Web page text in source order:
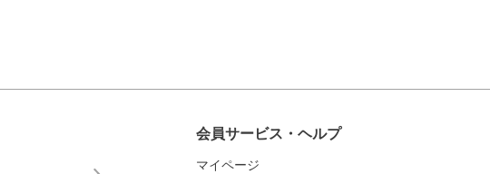
会員サービス・ヘルプ
マイページ